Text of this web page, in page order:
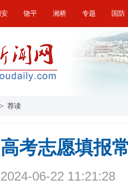
饶平 湘桥 专题 国防
荐读
高考志愿填报
06-22 11:21:28